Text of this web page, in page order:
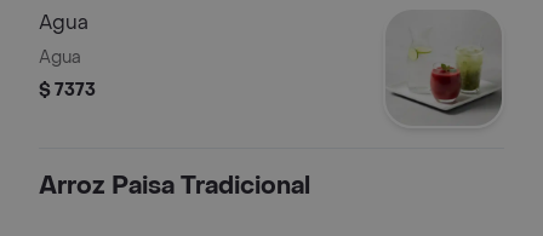
Agua
Agua
$ 7373
Arroz Paisa Tradicional